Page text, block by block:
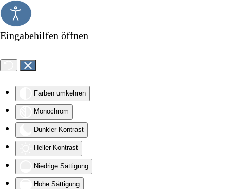
Eingabehilfen öffnen
Farben umkehren
Monochrom
Dunkler Kontrast
Heller Kontrast
Niedrige Sättigung
Hohe Sättigung